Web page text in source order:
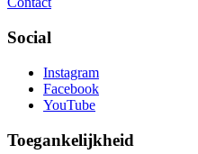
Social
Instagram
Facebook
YouTube
Toegankelijkheid